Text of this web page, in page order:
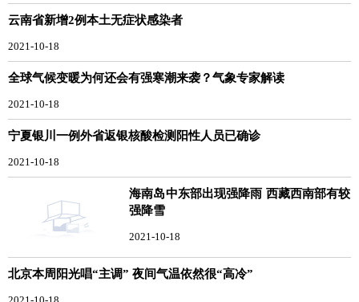
云南省新增2例本土无症状感染者
2021-10-18
全球气候变暖为何还会有强寒潮来袭？气象专家解读
2021-10-18
宁夏银川一例外省返银核酸检测阳性人员已确诊
2021-10-18
海南岛中东部出现强降雨 西藏西南部有较
强降雪
2021-10-18
北京本周阳光唱“主调” 夜间气温依然很“高冷”